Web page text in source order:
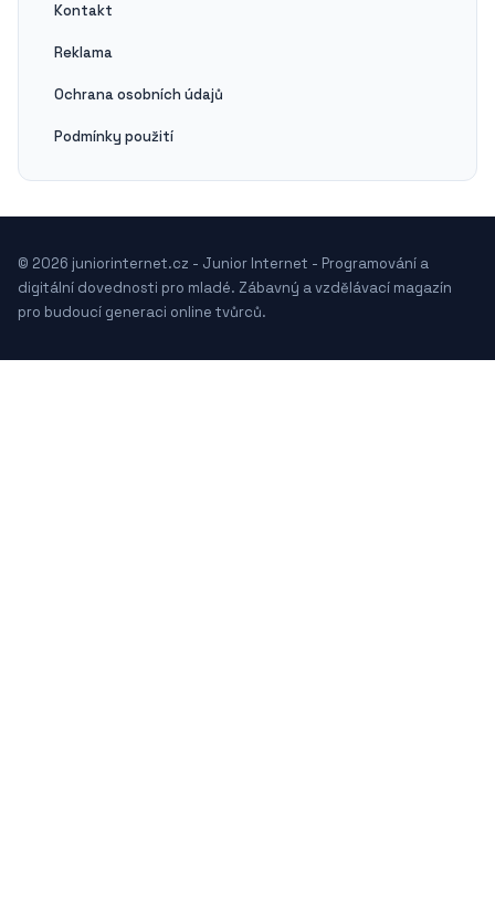
Kontakt
Reklama
Ochrana osobních údajů
Podmínky použití
© 2026 juniorinternet.cz - Junior Internet - Programování a
digitální dovednosti pro mladé. Zábavný a vzdělávací magazín
pro budoucí generaci online tvůrců.